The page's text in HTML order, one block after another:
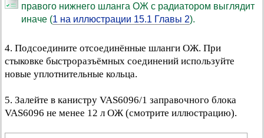
правого нижнего шланга ОЖ с радиатором выглядит
иначе (1 на иллюстрации 15.1 Главы 2).
4. Подсоедините отсоединённые шланги ОЖ. При
стыковке быстроразъёмных соединений используйте
новые уплотнительные кольца.
5. Залейте в канистру VAS6096/1 заправочного блока
VAS6096 не менее 12 л ОЖ (смотрите иллюстрацию).